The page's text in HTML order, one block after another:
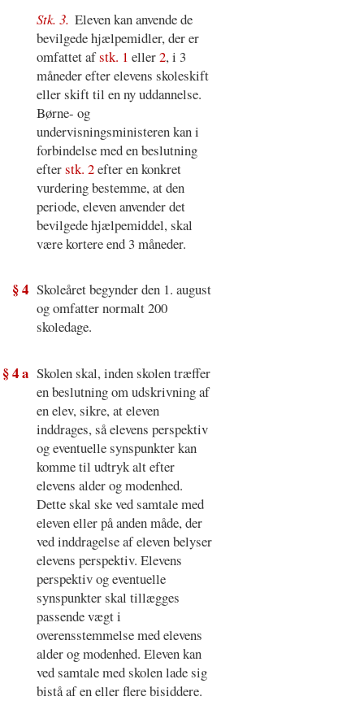
Stk. 3. Eleven kan anvende de
bevilgede hjælpemidler, der er
omfattet afstk. 1 eller2, i 3
måneder efter elevens skoleskift
eller skift til en ny uddannelse.
Børne- og
undervisningsministeren kan i
forbindelse med en beslutning
efterstk. 2efter en konkret
vurdering bestemme, at den
periode, eleven anvender det
bevilgede hjælpemiddel, skal
være kortere end 3 måneder.
§ 4 Skoleåret begynder den 1. august
og omfatter normalt 200
skoledage.
§ 4 a Skolen skal, inden skolen træffer
en beslutning om udskrivning af
en elev, sikre, at eleven
inddrages, så elevens perspektiv
og eventuelle synspunkter kan
komme til udtryk alt efter
elevens alder og modenhed.
Dette skal ske ved samtale med
eleven eller på anden måde, der
ved inddragelse af eleven belyser
elevens perspektiv. Elevens
perspektiv og eventuelle
synspunkter skal tillægges
passende vægt i
overensstemmelse med elevens
alder og modenhed. Eleven kan
ved samtale med skolen lade sig
bistå af en eller flere bisiddere.